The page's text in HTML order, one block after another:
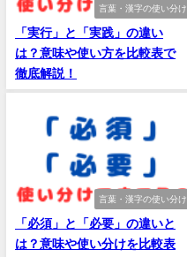
言葉・漢字の使い分け
「実行」と「実践」の違い
は？意味や使い方を比較表で
徹底解説！
言葉・漢字の使い分け
「必須」と「必要」の違いと
は？意味や使い分けを比較表